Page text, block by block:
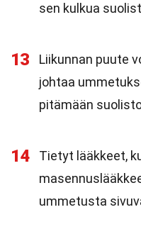
sen kulkua
13
Liikunnan puute
johtaa
pitämään
14
Tietyt lääkkeet,
ummetusta